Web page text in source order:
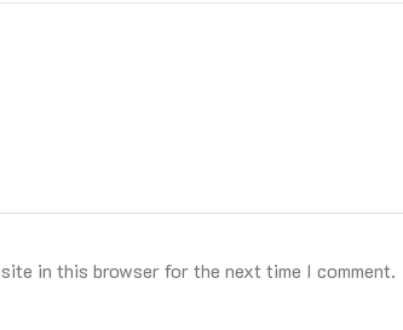
in this browser for the next time I comment.